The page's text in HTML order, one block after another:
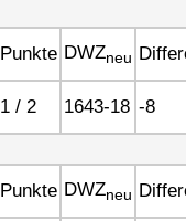
Punkte DWZneu
1 / 2 1643-18 -8
Punkte DWZneu